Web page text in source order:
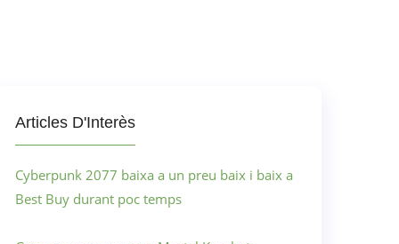
Articles D'Interès
Cyberpunk 2077 baixa a un preu baix i baix a
Best Buy durant poc temps